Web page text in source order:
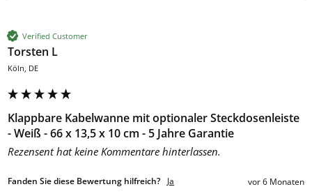
Verified Customer
Torsten L
Köln, DE
Klappbare Kabelwanne mit optionaler Steckdosenleiste
- Weiß - 66 x 13,5 x 10 cm - 5 Jahre Garantie
Rezensent hat keine Kommentare hinterlassen.
Fanden Sie diese Bewertung hilfreich? Ja vor 6 Monaten